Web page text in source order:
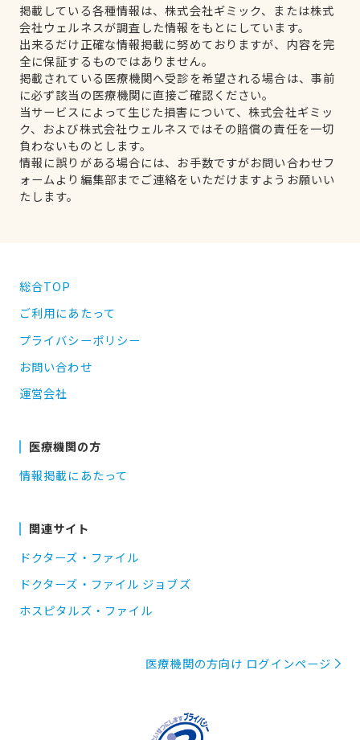
掲載している各種情報は、株式会社ギミック、または株式
会社ウェルネスが調査した情報をもとにしています。
出来るだけ正確な情報掲載に努めておりますが、内容を完
全に保証するものではありません。
掲載されている医療機関へ受診を希望される場合は、事前
に必ず該当の医療機関に直接ご確認ください。
当サービスによって生じた損害について、株式会社ギミッ
ク、および株式会社ウェルネスではその賠償の責任を一切
負わないものとします。
情報に誤りがある場合には、お手数ですがお問い合わせフ
ォームより編集部までご連絡をいただけますようお願いい
たします。
総合TOP
ご利用にあたって
プライバシーポリシー
お問い合わせ
運営会社
医療機関の方
情報掲載にあたって
関連サイト
ドクターズ・ファイル
ドクターズ・ファイル ジョブズ
ホスピタルズ・ファイル
医療機関の方向け ログインページ